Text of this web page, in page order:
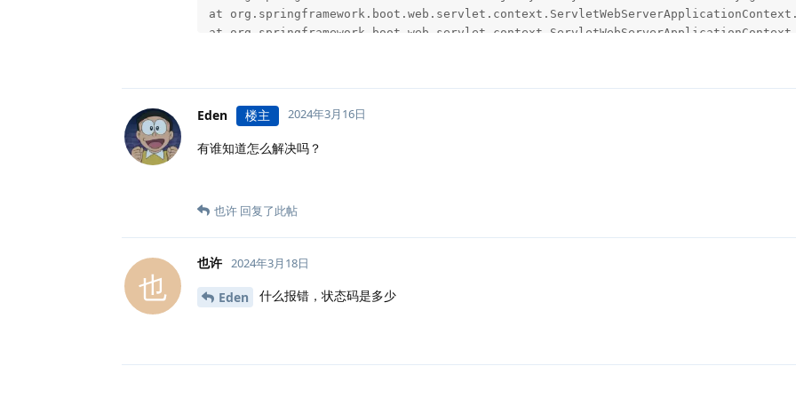
Eden 楼主 2024年3月16日
有谁知道怎么解决吗？
也许 回复了此帖
也
也许 2024年3月18日
Eden 什么报错，状态码是多少